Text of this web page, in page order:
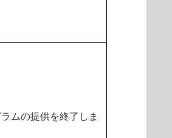
ムの提供を終了しま